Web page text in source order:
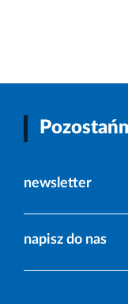
newsletter
napisz do nas